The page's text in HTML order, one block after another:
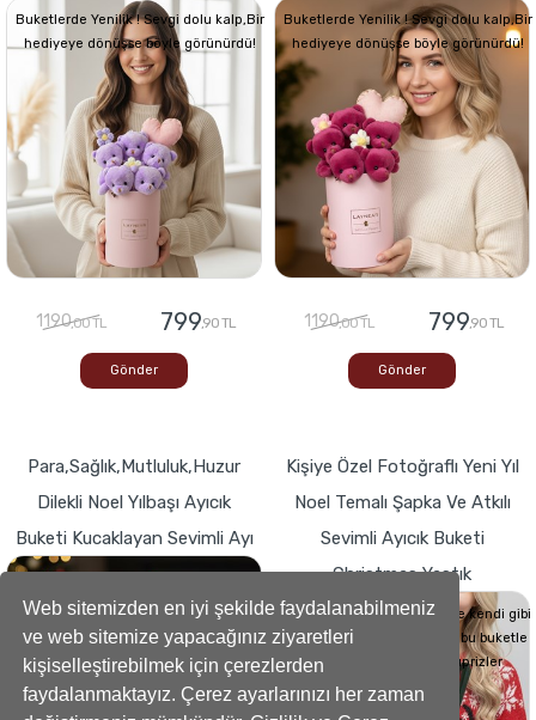
Web sitemizden en iyi şekilde faydalanabilmeniz
ve web sitemize yapacağınız ziyaretleri
kişiselleştirebilmek için çerezlerden
faydalanmaktayız. Çerez ayarlarınızı her zaman
Buketlerde Yenilik ! Sevgi dolu kalp,Bir
hediyeye dönüşse böyle görünürdü!
1190,00 TL 799,90 TL
Gönder
Buketlerde Yenilik ! Sevgi dolu kalp,Bir
hediyeye dönüşse böyle görünürdü!
1190,00 TL 799,90 TL
Gönder
Para,Sağlık,Mutluluk,Huzur
Dilekli Noel Yılbaşı Ayıcık
Buketi Kucaklayan Sevimli Ayı
hediyeye dönüşse böyle görünürdü!
Kişiye Özel Fotoğraflı Yeni Yıl
Noel Temalı Şapka Ve Atkılı
Sevimli Ayıcık Buketi
Christmas Yastık
Sevdiklerinizin Kalplerini de kendi gibi
yumuşacık hale getirecek bu buketle
sevdiklerinize küçük süprizler